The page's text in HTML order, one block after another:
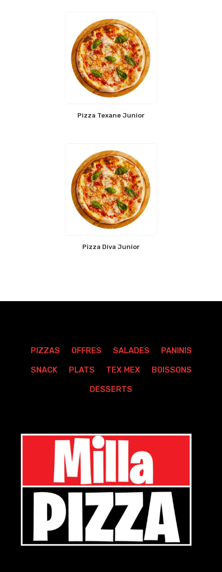
Pizza Texane Junior
Pizza Diva Junior
PIZZAS OFFRES SALADES PANINIS
SNACK PLATS TEX MEX BOISSONS
DESSERTS